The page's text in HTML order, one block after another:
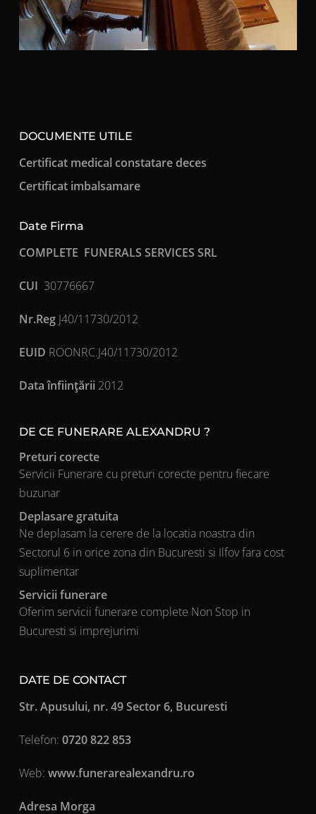
DOCUMENTE UTILE
Certificat medical constatare deces
Certificat imbalsamare
Date Firma
COMPLETE FUNERALS SERVICES SRL
CUI 30776667
Nr.RegJ40/11730/2012
EUID ROONRC.J40/11730/2012
Data înfiinţării 2012
DE CE FUNERARE ALEXANDRU ?
Preturi corecte
Servicii Funerare cu preturi corecte pentru fiecare
buzunar
Deplasare gratuita
Ne deplasam la cerere de la locatia noastra din
Sectorul 6 in orice zona din Bucuresti si Ilfov fara cost
suplimentar
Servicii funerare
Oferim servicii funerare complete Non Stop in
Bucuresti si imprejurimi
DATE DE CONTACT
Str. Apusului, nr. 49 Sector 6, Bucuresti
Telefon: 0720 822 853
Web: www.funerarealexandru.ro
Adresa Morga